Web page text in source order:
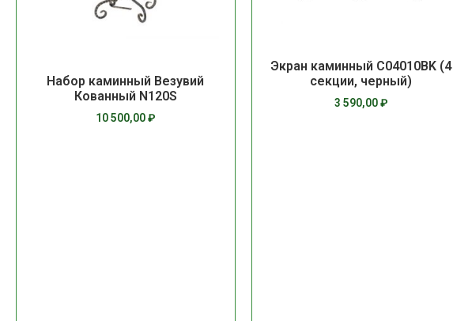
Набор каминный Везувий
Кованный N120S
10 500,00₽
Экран каминный C04010BK (4
секции, черный)
3 590,00₽